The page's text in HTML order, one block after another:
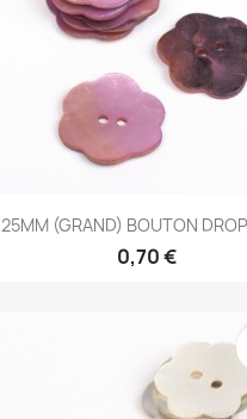
25MM (GRAND) BOUTON
0,70 €